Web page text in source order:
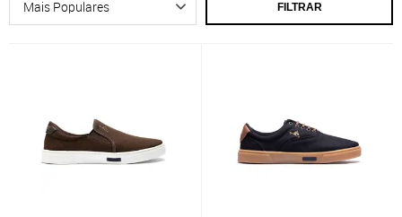
FILTRAR